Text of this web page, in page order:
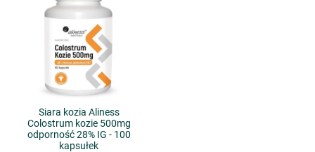
Siara kozia Aliness
Colostrum kozie 500mg
odporność 28% IG - 100
kapsułek